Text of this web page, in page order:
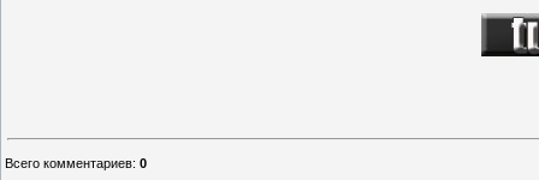
Всего комментариев: 0